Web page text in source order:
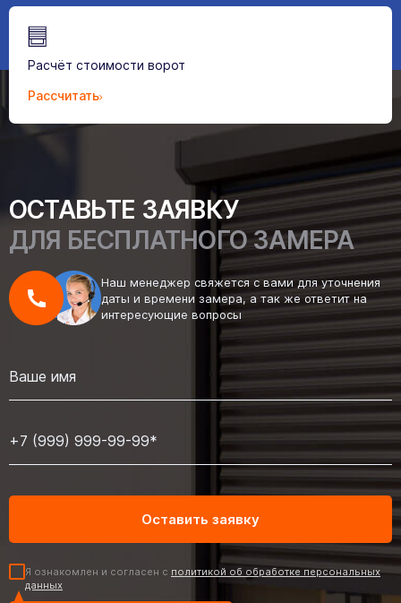
Расчёт стоимости ворот
Рассчитать
ОСТАВЬТЕ ЗАЯВКУ
ДЛЯ БЕСПЛАТНОГО ЗАМЕРА
Наш менеджер свяжется с вами для уточнения
даты и времени замера, а так же ответит на
интересующие вопросы
Я ознакомлен и согласен с политикой об обработке персональных
данных